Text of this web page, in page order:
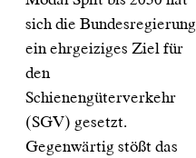
sich die Bundesregierung
ein ehrgeiziges Ziel für
den
Schienengüterverkehr
(SGV) gesetzt.
Gegenwärtig stößt das